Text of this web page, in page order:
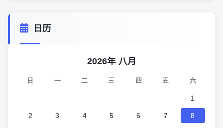
日历
2026年 八月
日 一 二 三 四 五 六
1
2 3 4 5 6 7 8